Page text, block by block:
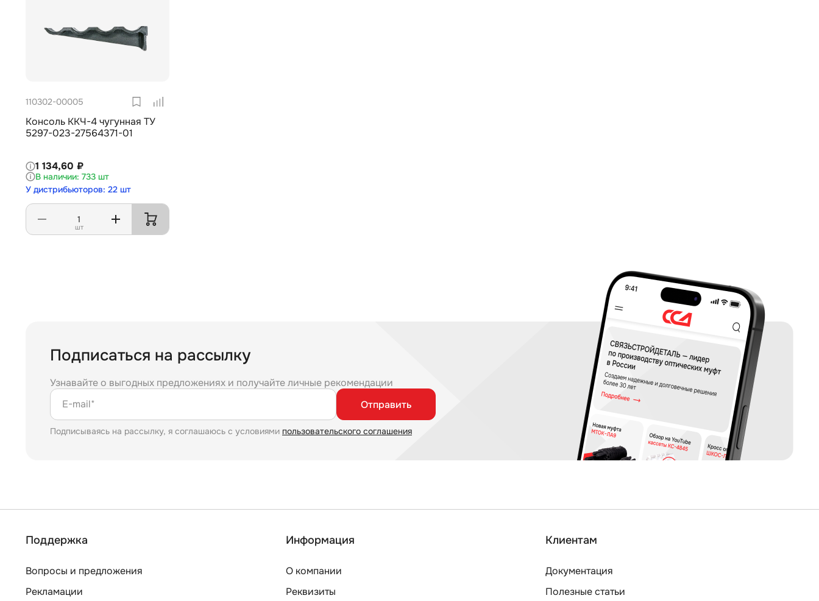
110302-00005
Консоль ККЧ-4 чугунная ТУ
5297-023-27564371-01
1 134,60 ₽
733 шт
У дистрибьюторов: 22 шт
шт
Подписаться на рассылку
Узнавайте о выгодных предложениях и получайте личные рекомендации
E-mail*
Отправить
Подписываясь на рассылку, я соглашаюсь с условиями пользовательского соглашения
Поддержка
Вопросы и предложения
Рекламации
Информация
О компании
Реквизиты
Клиентам
Документация
Полезные статьи